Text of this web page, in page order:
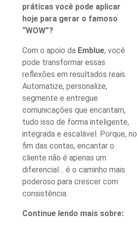
práticas você pode aplicar
hoje para gerar o famoso
“WOW”?
Com o apoio da Emblue, você
pode transformar essas
reflexões em resultados reais.
Automatize, personalize,
segmente e entregue
comunicações que encantam,
tudo isso de forma inteligente,
integrada e escalável. Porque, no
fim das contas, encantar o
cliente não é apenas um
diferencial… é o caminho mais
poderoso para crescer com
consistência.
Continue lendo mais sobre: